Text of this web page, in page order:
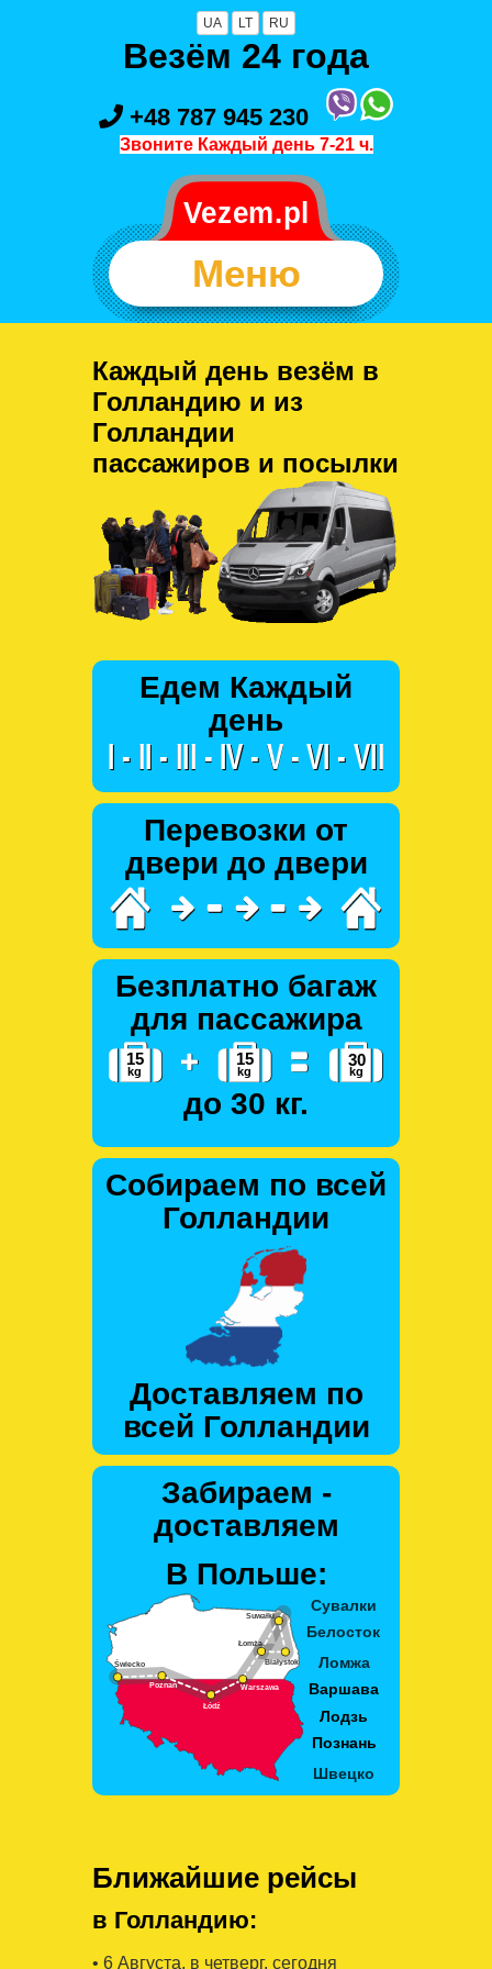
UA LT RU
Везём 24 года
+48 787 945 230
Звоните Каждый день 7-21 ч.
Меню
Каждый день везём в
Голландию и из
Голландии
пассажиров и посылки
Едем Каждый
день
Перевозки от
двери до двери
Безплатно багаж
для пассажира
до 30 кг.
Собираем по всей
Голландии
Доставляем по
всей Голландии
Забираем -
доставляем
В Польше:
Ближайшие рейсы
в Голландию:
• 6 Августa, в четверг, сегодня